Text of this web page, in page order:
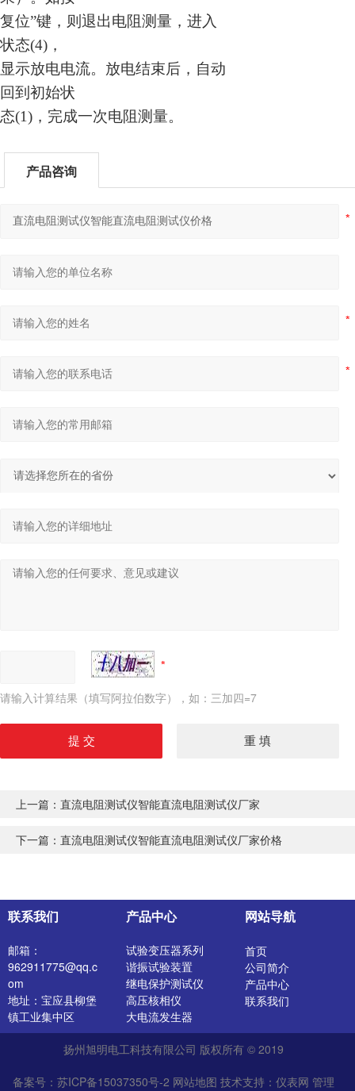
复位”键，则退出电阻测量，进入
状态(4)，
显示放电电流。放电结束后，自动
回到初始状
态(1)，完成一次电阻测量。
产品咨询
请输入计算结果（填写阿拉伯数字），如：三加四=7
上一篇： 直流电阻测试仪智能直流电阻测试仪厂家
下一篇： 直流电阻测试仪智能直流电阻测试仪厂家价格
联系我们
邮箱：
962911775@qq.c
om
地址：宝应县柳堡
镇工业集中区
产品中心
试验变压器系列
谐振试验装置
继电保护测试仪
高压核相仪
大电流发生器
开关特性测试仪
高压发生器
介质损耗测试仪
网站导航
首页
公司简介
产品中心
联系我们
扬州旭明电工科技有限公司 版权所有 © 2019
备案号：苏ICP备15037350号-2 网站地图 技术支持： 仪表网 管理